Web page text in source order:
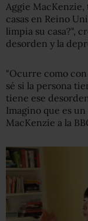
Aggie
casas en Reino
limpia su casa?",
desorden y la
"Ocurre como
sé si la persona
tiene ese
Imagino que es un
MacKenzie a la